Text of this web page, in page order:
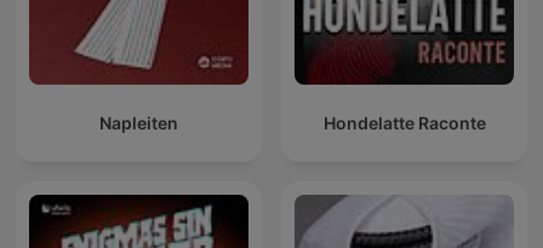
Napleiten Hondelatte Raconte